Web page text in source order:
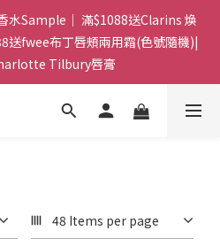
｜ 所有訂單可旺角門市取貨｜全店
豐站/站智能櫃｜$699包順豐上門派
件
水Sample｜ 滿$1088送Clarins 煥
送fwee布丁唇頰兩用霜(色號隨機)|
Tilbury唇膏
｜ 所有訂單可旺角門市取貨｜全店
48 Items per page